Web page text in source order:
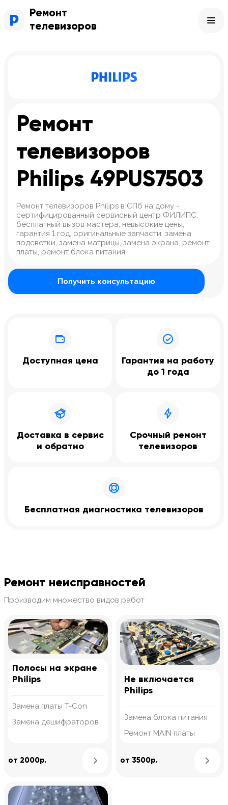
Ремонт
телевизоров
Ремонт
телевизоров
Philips 49PUS7503
Ремонт телевизоров Philips в СПб на дому -
сертифицированный сервисный центр ФИЛИПС:
бесплатный вызов мастера, невысокие цены,
гарантия 1 год, оригинальные запчасти, замена
подсветки, замена матрицы, замена экрана, ремонт
платы, ремонт блока питания.
Получить консультацию
Доступная цена
Гарантия на работу
до 1 года
Доставка в сервис
и обратно
Срочный ремонт
телевизоров
Бесплатная диагностика телевизоров
Ремонт неисправностей
Производим множество видов работ
Полосы на экране
Philips
Замена платы T-Con
Замена дешифраторов
от 2000р. Узнать подробнее
Не включается
Philips
Замена блока питания
Ремонт MAIN платы
от 3500р.